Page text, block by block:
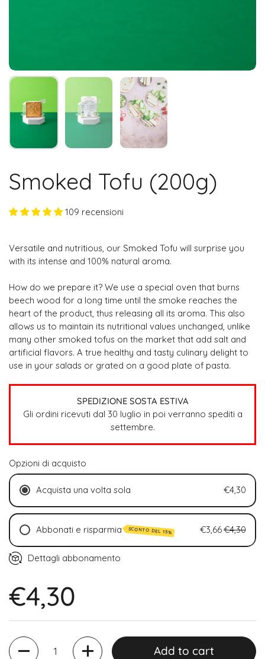
Smoked Tofu (200g)
109 recensioni
Versatile and nutritious, our Smoked Tofu will surprise you
with its intense and 100% natural aroma.
How do we prepare it? We use a special oven that burns
beech wood for a long time until the smoke reaches the
heart of the product, thus releasing all its aroma. This also
allows us to maintain its nutritional values ​​unchanged, unlike
many other smoked tofus on the market that add salt and
artificial flavors. A true healthy and tasty culinary delight to
use in your salads or grated on a good plate of pasta.
SPEDIZIONE SOSTA ESTIVA
Gli ordini ricevuti dal 30 luglio in poi verranno spediti a
settembre.
Opzioni di acquisto
Acquista una volta sola €4,30
Abbonati e risparmia SCONTO DEL 15% €3,66 €4,30
Ogni 2 settimane (15% di sconto)
Ogni 6 settimane (15% di sconto)
Dettagli abbonamento
€4,30
Quantity
Add to cart